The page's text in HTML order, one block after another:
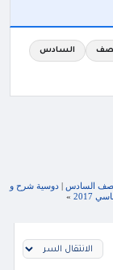
السادس
للصف السادس | دوسية شرح و
2017
»